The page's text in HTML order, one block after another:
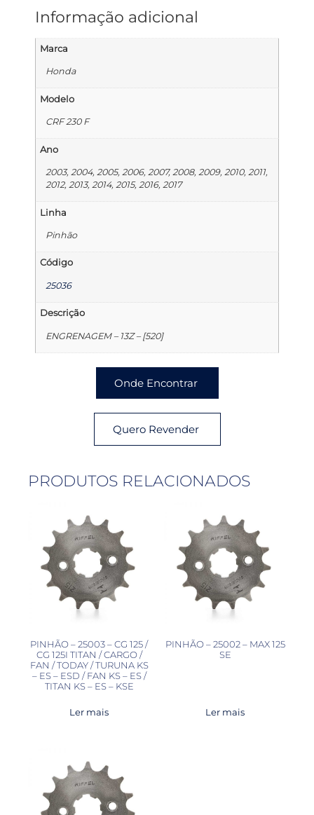
Informação adicional
Marca
Honda
Modelo
CRF 230 F
Ano
2003, 2004, 2005, 2006, 2007, 2008, 2009, 2010, 2011,
2012, 2013, 2014, 2015, 2016, 2017
Linha
Pinhão
Código
25036
Descrição
ENGRENAGEM – 13Z – [520]
Onde Encontrar
Quero Revender
PRODUTOS RELACIONADOS
PINHÃO – 25003 – CG 125 /
CG 125I TITAN / CARGO /
FAN / TODAY / TURUNA KS
– ES – ESD / FAN KS – ES /
TITAN KS – ES – KSE
Ler mais
PINHÃO – 25002 – MAX 125
SE
Ler mais